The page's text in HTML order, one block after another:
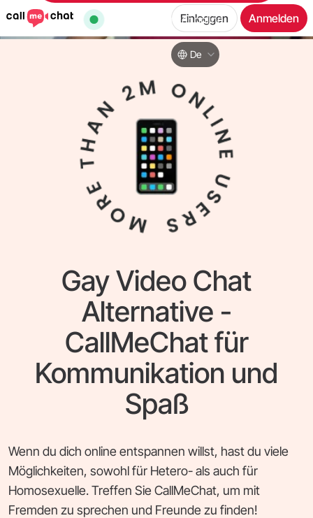
De
Einloggen Anmelden
Benutzer online
Gay Video Chat
Alternative -
CallMeChat für
Kommunikation und
Spaß
Wenn du dich online entspannen willst, hast du viele
Möglichkeiten, sowohl für Hetero- als auch für
Homosexuelle. Treffen Sie CallMeChat, um mit
Fremden zu sprechen und Freunde zu finden!